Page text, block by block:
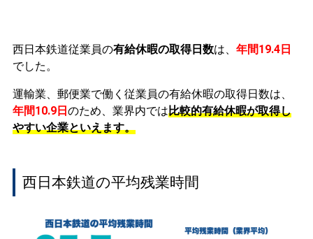
西日本鉄道従業員の有給休暇の取得日数は、 年間19.4日
でした。
運輸業、郵便業で働く従業員の有給休暇の取得日数は、
年間10.9日のため、業界内では比較的有給休暇が取得し
やすい企業といえます。
西日本鉄道の平均残業時間